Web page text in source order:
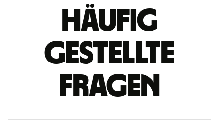
Häufig
gestellte
Fragen